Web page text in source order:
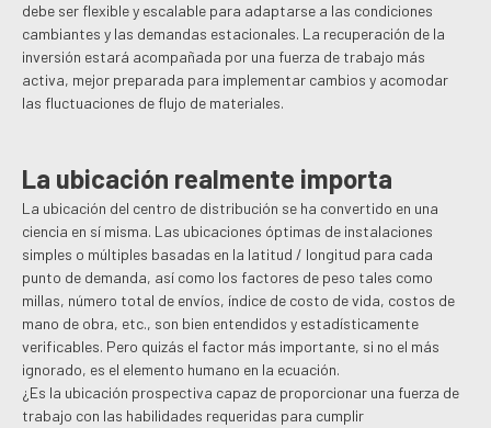
debe ser flexible y escalable para adaptarse a las condiciones
cambiantes y las demandas estacionales. La recuperación de la
inversión estará acompañada por una fuerza de trabajo más
activa, mejor preparada para implementar cambios y acomodar
las fluctuaciones de flujo de materiales.
La ubicación realmente importa
La ubicación del centro de distribución se ha convertido en una
ciencia en sí misma. Las ubicaciones óptimas de instalaciones
simples o múltiples basadas en la latitud / longitud para cada
punto de demanda, así como los factores de peso tales como
millas, número total de envíos, índice de costo de vida, costos de
mano de obra, etc., son bien entendidos y estadísticamente
verificables. Pero quizás el factor más importante, si no el más
ignorado, es el elemento humano en la ecuación.
¿Es la ubicación prospectiva capaz de proporcionar una fuerza de
trabajo con las habilidades requeridas para cumplir